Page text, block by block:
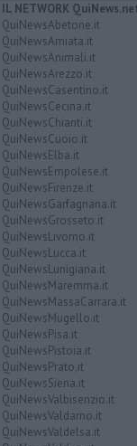
IL NETWORK
QuiNewsAbetone.it
QuiNewsAmiata.it
QuiNewsAnimali.it
QuiNewsArezzo.it
QuiNewsCasentino.it
QuiNewsCecina.it
QuiNewsChianti.it
QuiNewsCuoio.it
QuiNewsElba.it
QuiNewsEmpolese.it
QuiNewsFirenze.it
QuiNewsGarfagnana.it
QuiNewsGrosseto.it
QuiNewsLivorno.it
QuiNewsLucca.it
QuiNewsLunigiana.it
QuiNewsMaremma.it
QuiNewsMassaCarrara.it
QuiNewsMugello.it
QuiNewsPisa.it
QuiNewsPistoia.it
QuiNewsPrato.it
QuiNewsSiena.it
QuiNewsValbisenzio.it
QuiNewsValdarno.it
QuiNewsValdelsa.it